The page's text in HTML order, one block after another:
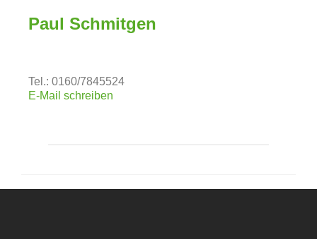
Paul Schmitgen
Tel.: 0160/7845524
E-Mail schreiben